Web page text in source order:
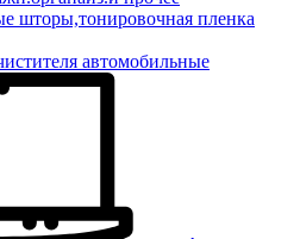
шторы,тонировочная пленка
автомобильные